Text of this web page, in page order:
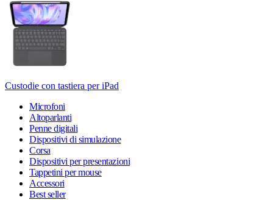
Custodie con tastiera per iPad
Microfoni
Altoparlanti
Penne digitali
Dispositivi di simulazione
Corsa
Dispositivi per presentazioni
Tappetini per mouse
Accessori
Best seller